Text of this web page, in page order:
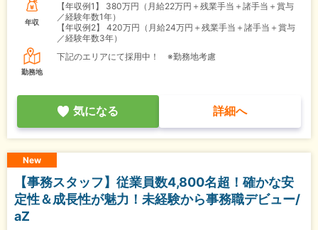
年収
【年収例1】
380万円（月給22万円＋残業手当＋諸手当＋賞与
／経験年数1年）
【年収例2】
420万円（月給24万円＋残業手当＋諸手当＋賞与
／経験年数3年）
勤務地
下記のエリアにて採用中！ ※勤務地考慮
気になる 詳細へ
New
【事務スタッフ】従業員数4,800名超！確かな安
定性＆成長性が魅力！未経験から事務職デビュー/
aZ